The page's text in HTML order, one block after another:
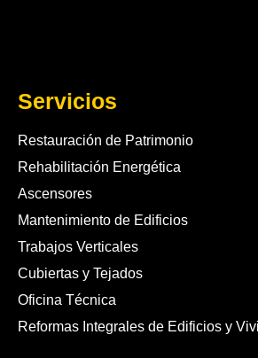
Servicios
Restauración de Patrimonio
Rehabilitación Energética
Ascensores
Mantenimiento de Edificios
Trabajos Verticales
Cubiertas y Tejados
Oficina Técnica
Reformas Integrales de Edificios y